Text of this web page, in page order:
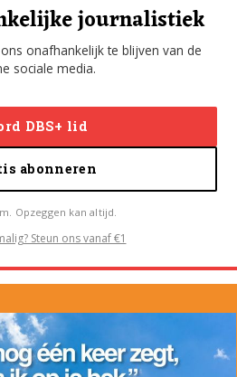
journalistiek
onafhankelijk te blijven van de
sociale media.
DBS+ lid
abonneren
Opzeggen kan altijd.
Steun ons vanaf €1